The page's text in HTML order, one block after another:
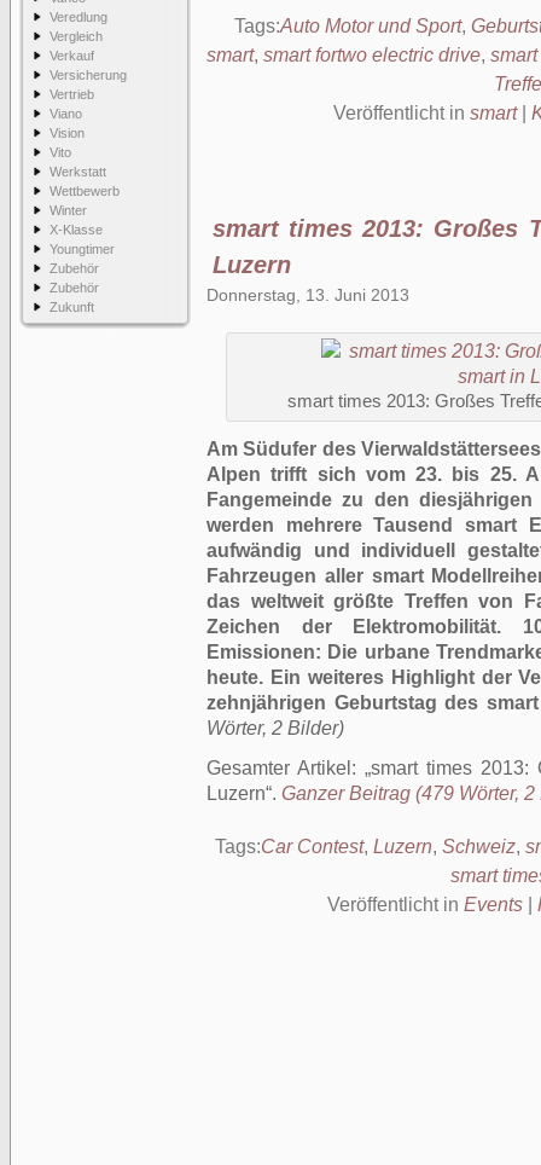
Veredlung
Vergleich
Verkauf
Versicherung
Vertrieb
Viano
Vision
Vito
Werkstatt
Wettbewerb
Winter
X-Klasse
Youngtimer
Zubehör
Zubehör
Zukunft
Tags:Auto Motor und Sport,
smart, smart fortwo electric drive,
Veröffentlicht in smart|
smart times 2013: Großes
Luzern
Donnerstag, 13. Juni 2013
smart times 2013: Großes
Am Südufer des
Alpen trifft sich vom 23. bis 25.
Fangemeinde zu den
werden mehrere Tausend smart
aufwändig und individuell
Fahrzeugen aller smart
das weltweit größte Treffen von
Zeichen der Elektromobilität.
Emissionen: Die urbane
heute. Ein weiteres Highlight der
zehnjährigen Geburtstag des
Wörter, 2 Bilder)
Gesamter Artikel:
smart times 2013:
Luzern . Ganzer Beitrag (479 Wörter, 2
Tags:Car Contest, Luzern, Schweiz,
smart
Veröffentlicht in Events